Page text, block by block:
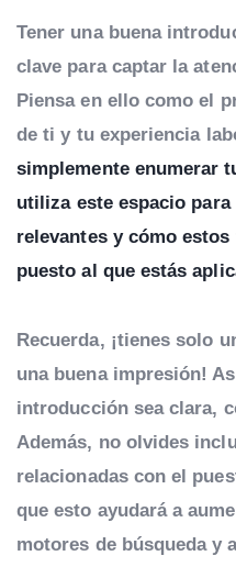
Tener una buena
clave para captar la
Piensa en ello como el
de ti y tu experiencia
simplemente enumerar
utiliza este espacio
relevantes y cómo estos
puesto al que estás
Recuerda, ¡tienes solo
una buena impresión!
introducción sea clara,
Además, no olvides
relacionadas con el
que esto ayudará a
motores de búsqueda y